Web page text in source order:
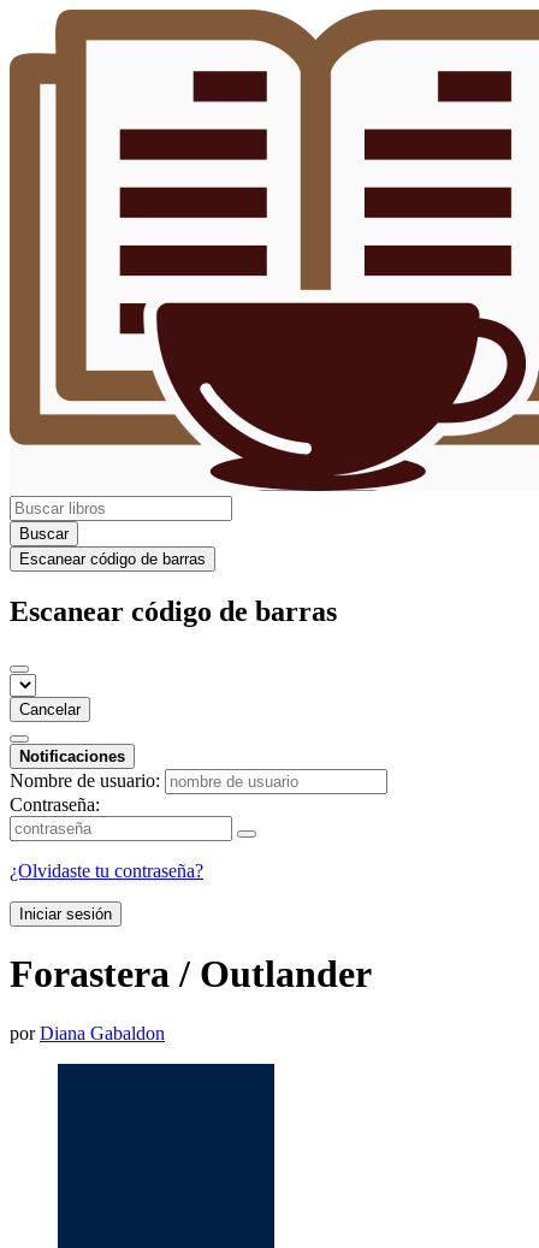
Buscar
Escanear código de barras
Escanear código de barras
Cancelar
Notificaciones
Nombre de usuario:
Contraseña:
¿Olvidaste tu contraseña?
Iniciar sesión
Forastera / Outlander
porDiana Gabaldon